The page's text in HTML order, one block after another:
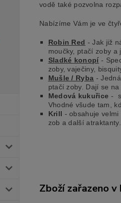
vodě také pozvolna
Nabízíme Vám je ve
Robin Red - Jak již
moučky, ptačí zoby a
Sladké konopí -
zoby, vaječiny,
Mušle / Ryba -
ptačí zoby. Dají se
Medová kukuřice -
Vhodné všude tam,
Krill - obsahuje
zob a další
Zboží zařazeno